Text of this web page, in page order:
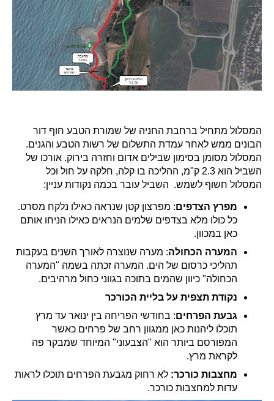
המסלול מתחיל ברחבת החניה של שמורת הטבע חוף דור
הבונים ממש לאחר עמדת התשלום של רשות הטבע והגנים.
המסלול מסומן בסימון שבילים אדום וחזרה בירוק. אורכו של
השביל הוא 2.3 ק"מ, ההליכה בו קלה, חלקה על חול וכל
המסלול חשוף לשמש. השביל עובר בכמה נקודות עניין:
מפרץ הצדפים: מפרצון קטן שנראה כאילו נלקח מסרט.
כל כולו מלא בצדפים שלמים הנראים כאילו הניחו אותם
כאן במכוון.
המערה הכחולה: מערה שנוצרה לאורך השנים בעקבות
תהליכי כרסום של הים. המערה זכתה בשמה "המערה
הכחולה" כיוון שהמים בתוכה בגווני כחול מרהיבים.
נקודת תצפית על בליית הכורכר
גבעת הפרחים: בחודשי הפריחה בין ינואר עד מרץ
תוכלו ליהנות כאן ממגוון רחב של פרחים כאשר
המפורסם ביותר הוא "הצבעוני" המיוחד שמבקר פה
לקראת מרץ.
מחצבות כורכר: לא רחוק מגבעת הפרחים תוכלו לראות
עדות למחצבות כורכר.